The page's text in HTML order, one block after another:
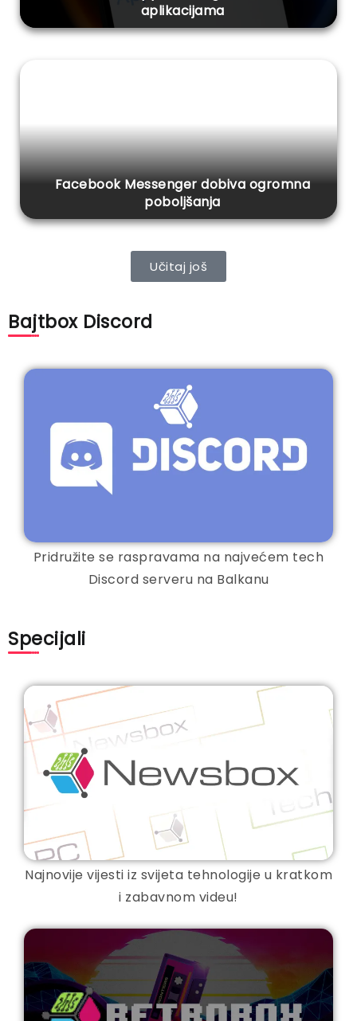
aplikacijama
Facebook Messenger dobiva ogromna
poboljšanja
Učitaj još
Bajtbox Discord
Pridružite se raspravama na najvećem tech
Discord serveru na Balkanu
Specijali
Najnovije vijesti iz svijeta tehnologije u kratkom
i zabavnom videu!